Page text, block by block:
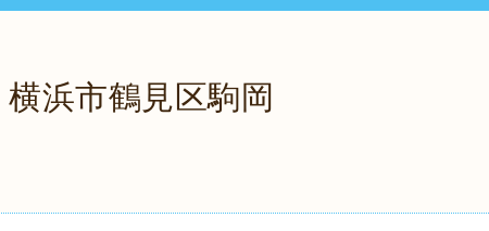
浜市鶴見区駒岡